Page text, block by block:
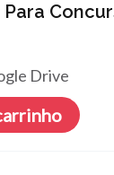
Drive